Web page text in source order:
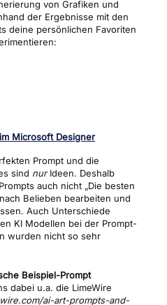
von Grafiken und
der Ergebnisse mit den
deine persönlichen Favoriten
Microsoft Designer
Prompt und die
sind nurIdeen. Deshalb
auch nicht „Die besten
Belieben bearbeiten und
Auch Unterschiede
KI Modellen bei der Prompt-
wurden nicht so sehr
Beispiel-Prompt
dabei u.a. die LimeWire
ai-art-prompts-and-